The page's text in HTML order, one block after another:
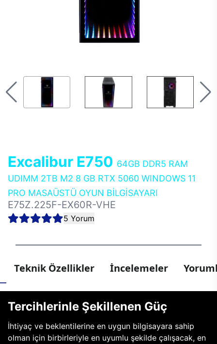
Excalibur E750 64GB DDR5 RAM
UDIMM 2TB M2 8 GB RTX 5060 WINDOWS 11
PRO MASAÜSTÜ OYUN BİLGİSAYARI
E75Z.225F-EX60R-VHE
5 Yorum
Teknik Özellikler İncelemeler
Tercihlerinle Şekillenen Güç
İhtiyaç ve beklentilerine en uygun bilgisayara sahip
olman için birbirleriyle en uyumlu şekilde çalışacak, en